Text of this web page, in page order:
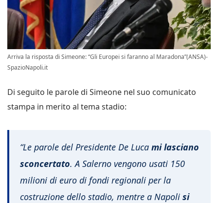
Arriva la risposta di Simeone: “Gli Europei si faranno al Maradona”(ANSA)-
SpazioNapoli.it
Di seguito le parole di Simeone nel suo comunicato
stampa in merito al tema stadio:
“Le parole del Presidente De Luca mi lasciano
sconcertato. A Salerno vengono usati 150
milioni di euro di fondi regionali per la
costruzione dello stadio, mentre a Napoli si